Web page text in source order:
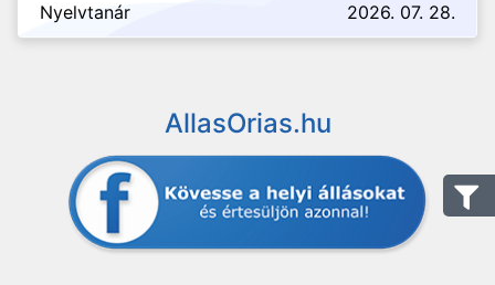
Nyelvtanár 2026. 07. 28.
AllasOrias.hu